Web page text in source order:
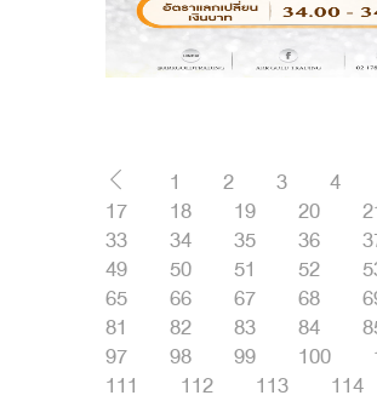
1 2 3 4
17
18 19 20
33
34 35 36
49
50 51 52
65
66 67 68
81
82 83 84
97
98 99 100
111
112 113 114